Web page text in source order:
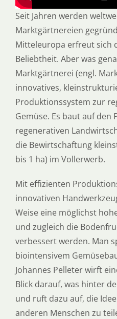
Seit Jahren werden
Marktgärtnereien
Mitteleuropa erfreut sich
Beliebtheit. Aber was
Marktgärtnerei (engl.
innovatives,
Produktionssystem zur
Gemüse. Es baut auf den
regenerativen
die Bewirtschaftung
bis 1 ha) im Vollerwerb.
Mit effizienten
innovativen
Weise eine möglichst
und zugleich die
verbessert werden. Man
biointensivem
Johannes Pelleter wirft
Blick darauf, was hinter
und ruft dazu auf, die
anderen Menschen zu